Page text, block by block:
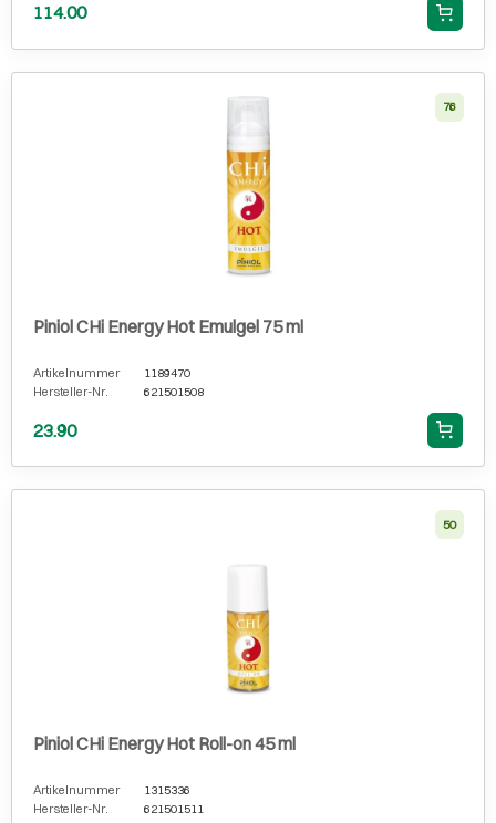
114.00
76
Piniol CHi Energy Hot Emulgel 75 ml
Artikelnummer
1189470
Hersteller-Nr.
621501508
23.90
50
Piniol CHi Energy Hot Roll-on 45 ml
Artikelnummer
1315336
Hersteller-Nr.
621501511